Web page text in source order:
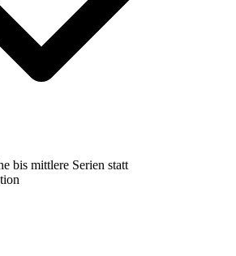
bis mittlere Serien statt